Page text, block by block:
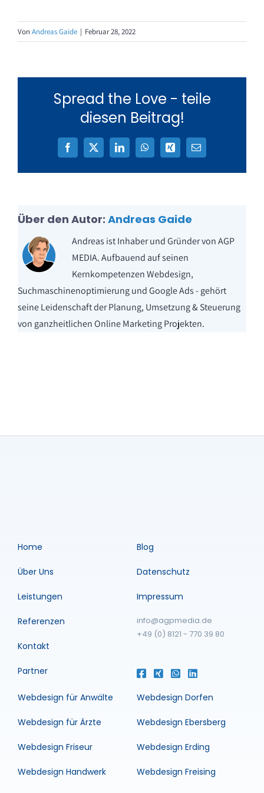
Von Andreas Gaide | Februar 28, 2022
Spread the Love - teile
diesen Beitrag!
Facebook
X LinkedInWhatsApp
Xing
E-
Mail
Über den Autor: Andreas Gaide
Andreas ist Inhaber und Gründer von AGP
MEDIA. Aufbauend auf seinen
Kernkompetenzen Webdesign,
Suchmaschinenoptimierung und Google Ads - gehört
seine Leidenschaft der Planung, Umsetzung & Steuerung
von ganzheitlichen Online Marketing Projekten.
Home
Über Uns
Leistungen
Referenzen
Kontakt
Partner
Blog
Datenschutz
Impressum
info@agpmedia.de
+49 (0) 8121 - 770 39 80
Webdesign für Anwälte
Webdesign für Ärzte
Webdesign Friseur
Webdesign Handwerk
Webdesign Dorfen
Webdesign Ebersberg
Webdesign Erding
Webdesign Freising